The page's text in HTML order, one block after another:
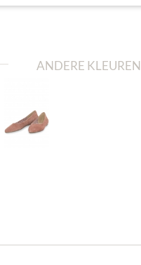
ANDERE KLEUREN